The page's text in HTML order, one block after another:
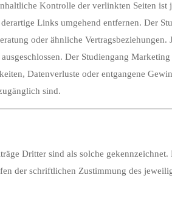
Kontrolle der verlinkten Seiten ist
Links umgehend entfernen. Der
oder ähnliche Vertragsbeziehungen.
Der Studiengang Marketing
Datenverluste oder entgangene
sind.
Dritter sind als solche gekennzeichnet.
der schriftlichen Zustimmung des